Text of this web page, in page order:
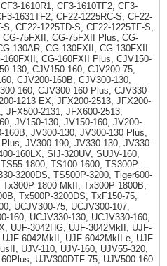
1610R1, CF3-1610TF2, CF3-
1631TF2, CF22-1225RC-S, CF22-
S, CF22-1225TD-S, CF22-1225TF-S,
75FXII, CG-75FXII Plus, CG-
130AR, CG-130FXII, CG-130FXII
160FXII, CG-160FXII Plus, CJV150-
130, CJV150-160, CJV200-75,
CJV200-160B, CJV300-130,
160, CJV300-160 Plus, CJV330-
1213 EX, JFX200-2513, JFX200-
JFX500-2131, JFX600-2513,
JV150-130, JV150-160, JV200-
160B, JV300-130, JV300-130 Plus,
JV300-190, JV330-130, JV330-
160LX, SIJ-320UV, SUJV-160,
1800, TS100-1600, TS300P-
3200DS, TS500P-3200, Tiger600-
1800 MkII, Tx300P-1800B,
Tx500P-3200DS, TxF150-75,
UCJV300-75, UCJV300-107,
160, UCJV330-130, UCJV330-160,
UJF-3042HG, UJF-3042MkII, UJF-
6042MkII, UJF-6042MkII e, UJF-
UJV-110, UJV-160, UJV55-320,
UJV300DTF-75, UJV500-160